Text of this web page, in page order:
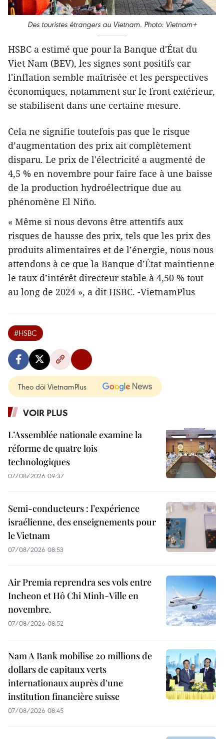
Des touristes étrangers au Vietnam. Photo: Vietnam+
HSBC a estimé que pour la Banque d'État du
Viet Nam (BEV), les signes sont positifs car
l'inflation semble maîtrisée et les perspectives
économiques, notamment sur le front extérieur,
se stabilisent dans une certaine mesure.
Cela ne signifie toutefois pas que le risque
d’augmentation des prix ait complètement
disparu. Le prix de l'électricité a augmenté de
4,5 % en novembre pour faire face à une baisse
de la production hydroélectrique due au
phénomène El Niño.
« Même si nous devons être attentifs aux
risques de hausse des prix, tels que les prix des
produits alimentaires et de l’énergie, nous nous
attendons à ce que la Banque d’État maintienne
le taux d’intérêt directeur stable à 4,50 % tout
au long de 2024 », a dit HSBC. -VietnamPlus
#HSBC
Theo dõi VietnamPlus
VOIR PLUS
L’Assemblée nationale examine la
réforme de quatre lois
technologiques
07/08/2026 09:37
Semi-conducteurs : l’expérience
israélienne, des enseignements pour
le Vietnam
07/08/2026 08:53
Air Premia reprendra ses vols entre
Incheon et Hô Chi Minh-Ville en
novembre.
07/08/2026 08:52
Nam A Bank mobilise 20 millions de
dollars de capitaux verts
internationaux auprès d'une
institution financière suisse
07/08/2026 08:45